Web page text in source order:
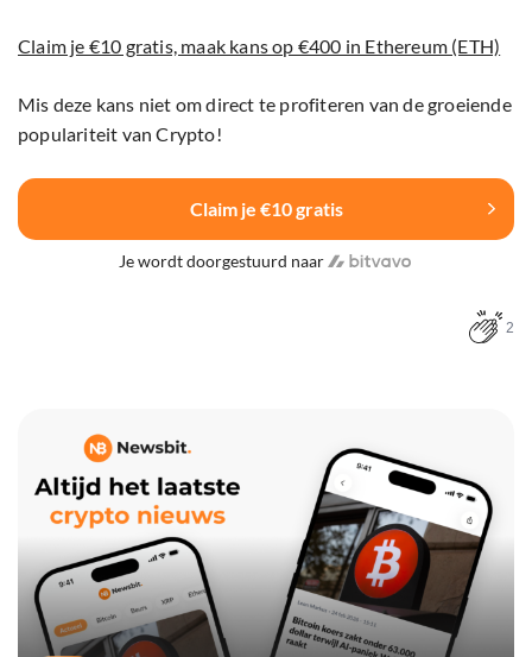
Claim je €10 gratis, maak kans op €400 in Ethereum (ETH)
Mis deze kans niet om direct te profiteren van de groeiende
populariteit van Crypto!
Claim je €10 gratis
Je wordt doorgestuurd naar
2